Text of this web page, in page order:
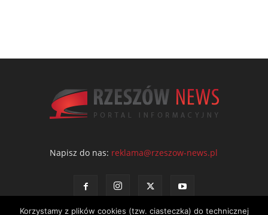
Napisz do nas: reklama@rzeszow-news.pl
Korzystamy z plików cookies (tzw. ciasteczka) do technicznej